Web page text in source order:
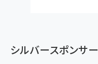
シルバースポンサー